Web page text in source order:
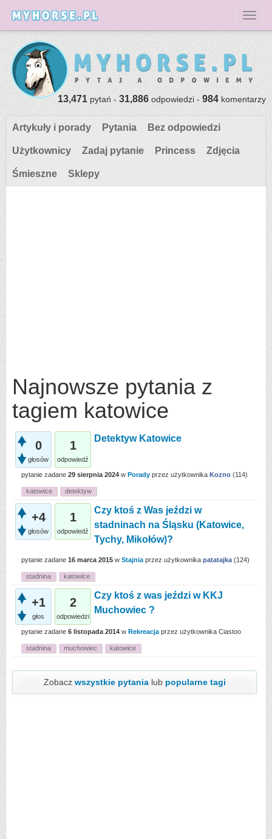
13,471pytań -31,886odpowiedzi -984komentarzy
Artykuły i porady Pytania Bez odpowiedzi
Użytkownicy Zadaj pytanie Princess Zdjęcia
Śmieszne Sklepy
Najnowsze pytania z
tagiem katowice
0
głosów
1
odpowiedź
Detektyw Katowice
pytanie zadane 29 sierpnia 2024 w Porady przez użytkownika Kozno (114)
katowice detektyw
+4
głosów
1
odpowiedź
Czy ktoś z Was jeździ w
stadninach na Śląsku (Katowice,
Tychy, Mikołów)?
pytanie zadane 16 marca 2015 w Stajnia przez użytkownika patatajka (124)
stadnina katowice
+1
głos
2
odpowiedzi
Czy ktoś z was jeździ w KKJ
Muchowiec ?
pytanie zadane 6 listopada 2014 w Rekreacja przez użytkownika Ciastoo
stadnina muchowiec katowice
Zobacz wszystkie pytanialub popularne tagi